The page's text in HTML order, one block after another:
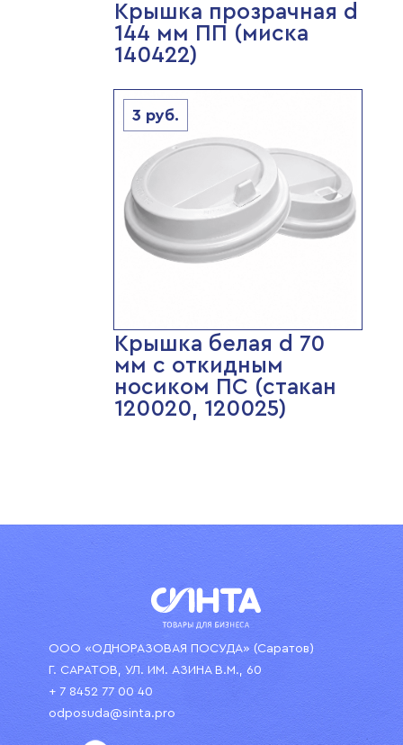
Крышка прозрачная d
144 мм ПП (миска
140422)
3 руб.
Крышка белая d 70
мм с откидным
носиком ПС (стакан
120020, 120025)
ООО «ОДНОРАЗОВАЯ ПОСУДА» (Саратов)
Г. САРАТОВ, УЛ. ИМ. АЗИНА В.М., 60
+ 7 8452 77 00 40
odposuda@sinta.pro